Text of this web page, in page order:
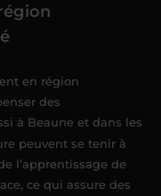
en région
des
à Beaune et dans les
peuvent se tenir à
l’apprentissage de
ce qui assure des